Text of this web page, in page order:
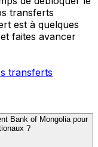
transferts
est à quelques
faites avancer
transferts
Bank of Mongolia pour
?